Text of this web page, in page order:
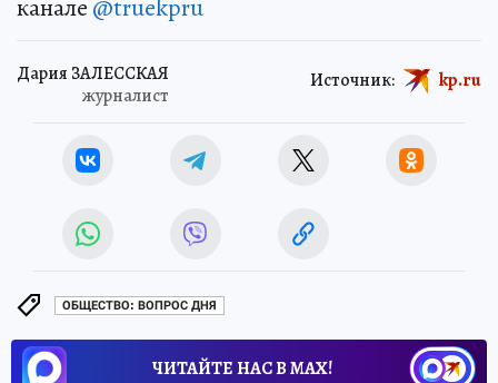
канале @truekpru
Дария ЗАЛЕССКАЯ
журналист
Источник: kp.ru
ОБЩЕСТВО: ВОПРОС ДНЯ
ЧИТАЙТЕ НАС В МАХ!